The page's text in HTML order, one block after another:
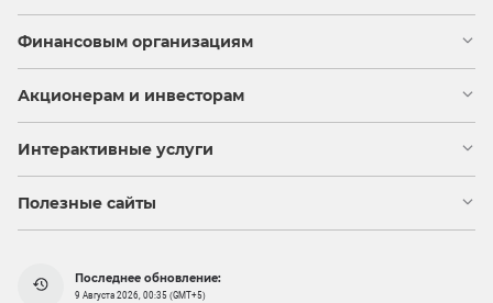
Финансовым организациям
Акционерам и инвесторам
Интерактивные услуги
Полезные сайты
Последнее обновление:
9 Августа 2026, 00:35 (GMT+5)